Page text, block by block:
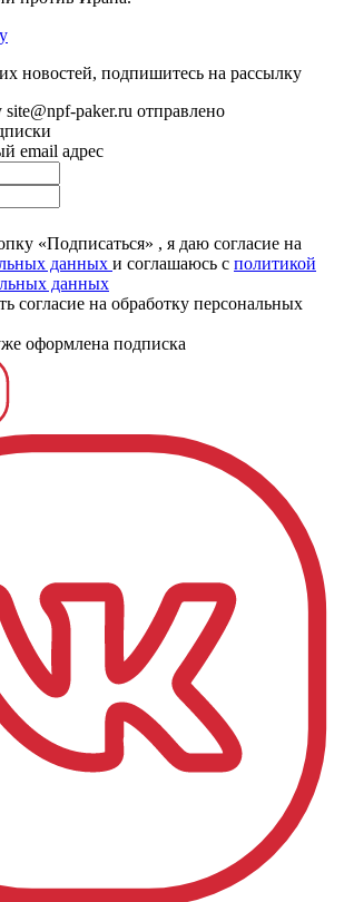
новостей, подпишитесь на рассылку
site@npf-paker.ru отправлено
email адрес
«Подписаться» , я даю согласие на
данных и соглашаюсь c политикой
данных
согласие на обработку персональных
оформлена подписка